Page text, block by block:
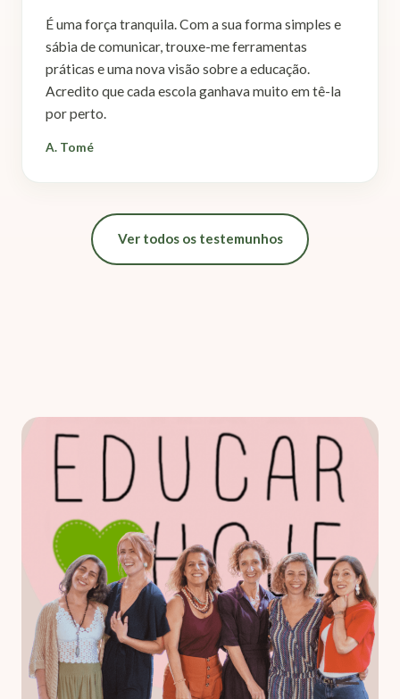
É uma força tranquila. Com a sua forma simples e
sábia de comunicar, trouxe-me ferramentas
práticas e uma nova visão sobre a educação.
Acredito que cada escola ganhava muito em tê-la
por perto.
A. Tomé
Ver todos os testemunhos